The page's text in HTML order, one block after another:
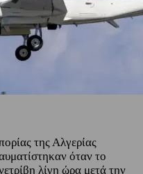
της Αλγερίας
όταν το
λίγη ώρα μετά την